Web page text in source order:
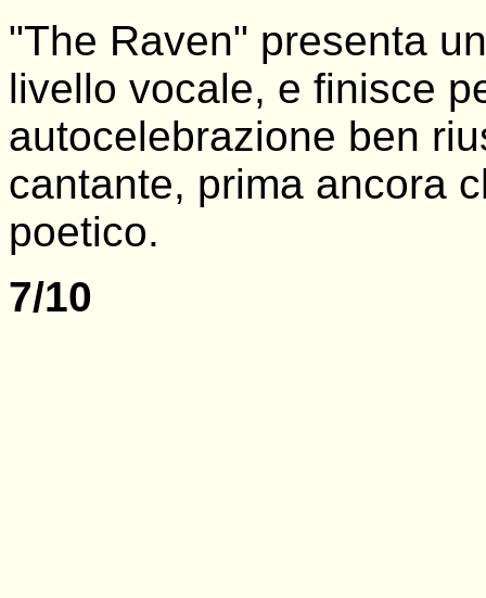
"The Raven" presenta
livello vocale, e finisce
autocelebrazione ben
cantante, prima ancora
poetico.
7/10